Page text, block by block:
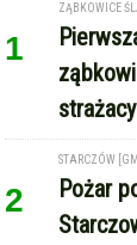
1
ZĄBKOWICE
2
STARCZÓW
Pożar